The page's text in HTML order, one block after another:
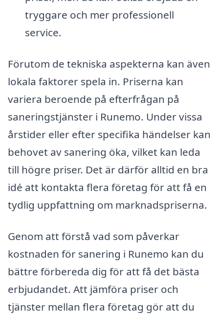
tryggare och mer professionell
service.
Förutom de tekniska aspekterna kan även
lokala faktorer spela in. Priserna kan
variera beroende på efterfrågan på
saneringstjänster i Runemo. Under vissa
årstider eller efter specifika händelser kan
behovet av sanering öka, vilket kan leda
till högre priser. Det är därför alltid en bra
idé att kontakta flera företag för att få en
tydlig uppfattning om marknadspriserna.
Genom att förstå vad som påverkar
kostnaden för sanering i Runemo kan du
bättre förbereda dig för att få det bästa
erbjudandet. Att jämföra priser och
tjänster mellan flera företag gör att du